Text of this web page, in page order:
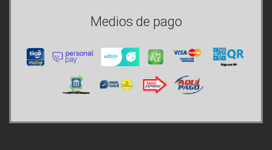
Medios de pago